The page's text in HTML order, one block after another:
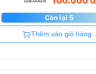
Còn lại 5
Còn hàng
Thêm vào giỏ hàng